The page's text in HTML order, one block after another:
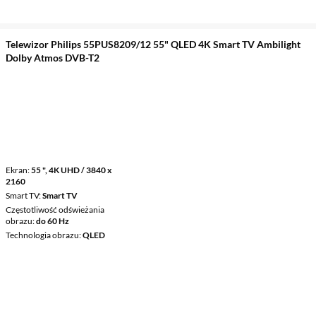
Telewizor Philips 55PUS8209/12 55" QLED 4K Smart TV Ambilight
Dolby Atmos DVB-T2
Ekran 55 ", 4K UHD / 3840 x
2160
Smart TV Smart TV
Częstotliwość odświeżania
obrazu do 60 Hz
Technologia obrazu QLED